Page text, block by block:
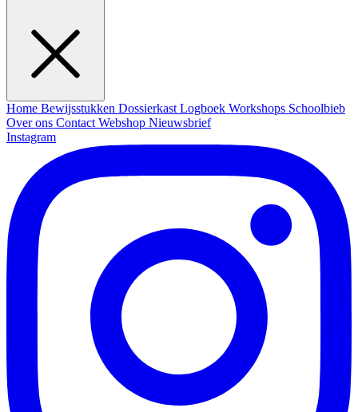
Home Bewijsstukken Dossierkast Logboek Workshops Schoolbieb
Over ons Contact Webshop Nieuwsbrief
Instagram